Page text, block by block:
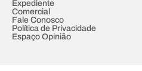
Expediente
Comercial
Fale Conosco
Política de Privacidade
Espaço Opinião